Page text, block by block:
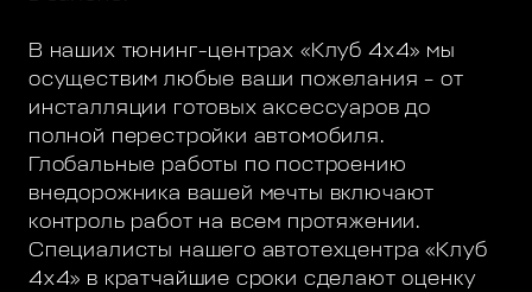
В наших тюнинг-центрах «Клуб 4х4» мы
осуществим любые ваши пожелания – от
инсталляции готовых аксессуаров до
полной перестройки автомобиля.
Глобальные работы по построению
внедорожника вашей мечты включают
контроль работ на всем протяжении.
Специалисты нашего автотехцентра «Клуб
4х4» в кратчайшие сроки сделают оценку